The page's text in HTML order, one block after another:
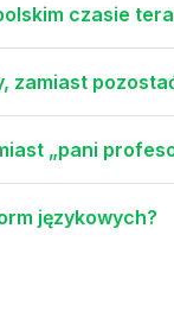
czasie
zamiast
„pani
językowych?